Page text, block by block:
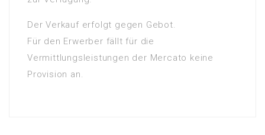
Der Verkauf erfolgt gegen Gebot.
Für den Erwerber fällt für die
Vermittlungsleistungen der Mercato keine
Provision an.